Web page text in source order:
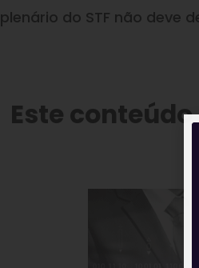
plenário do STF não deve
Este